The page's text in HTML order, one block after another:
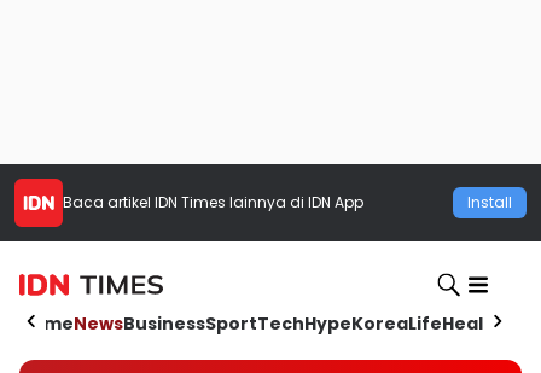
Baca artikel IDN Times lainnya di IDN App Install
HomeNewsBusinessSportTechHypeKoreaLifeHealth